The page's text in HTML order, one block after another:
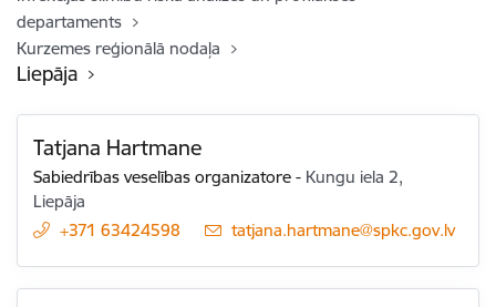
departaments
Kurzemes reģionālā nodaļa
Liepāja
Tatjana Hartmane
Sabiedrības veselības organizatore - Kungu iela 2,
Liepāja
+371 63424598
E-pasts:
tatjana.hartmane@spkc.gov.lv